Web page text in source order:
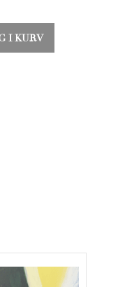
I KURV